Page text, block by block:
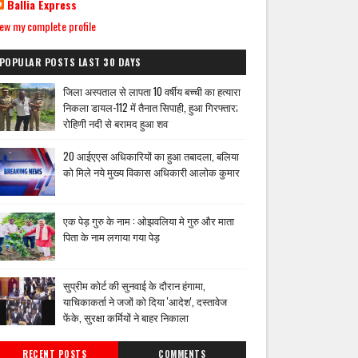
Ballia Express
my complete profile
POSTS LAST 30 DAYS
जिला अस्पताल से लापता 10 वर्षीय बच्ची का हत्यारा
निकला डायल-112 में तैनात सिपाही, हुआ गिरफ्तार;
रोहिणी नदी से बरामद हुआ शव
20 आईएएस अधिकारियों का हुआ तबादला, बलिया
को मिले नये मुख्य विकास अधिकारी आलोक कुमार
एक पेड़ गुरु के नाम : ओझवलिया मे गुरु और माता
पिता के नाम लगाया गया पेड़
सुप्रीम कोर्ट की सुनवाई के दौरान हंगामा,
याचिकाकर्ता ने जजों को दिया 'आदेश', दस्तावेज
फेंके, सुरक्षा कर्मियों ने बाहर निकाला
RECENT POSTS COMMENTS